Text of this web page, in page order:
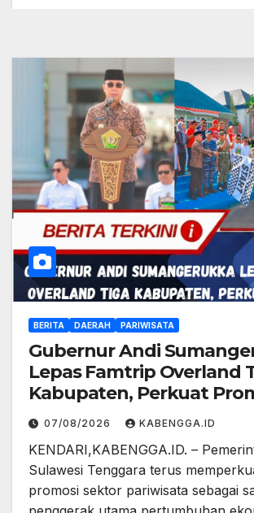
BERITA DAERAH PARIWISATA
Gubernur Andi
Lepas Famtrip Overland
Kabupaten, Perkuat
Pariwisata Bombana,
Kolaka Timur
07/08/2026 KABENGGA.ID
KENDARI,KABENGGA.ID. –
Sulawesi Tenggara terus
promosi sektor pariwisata sebagai